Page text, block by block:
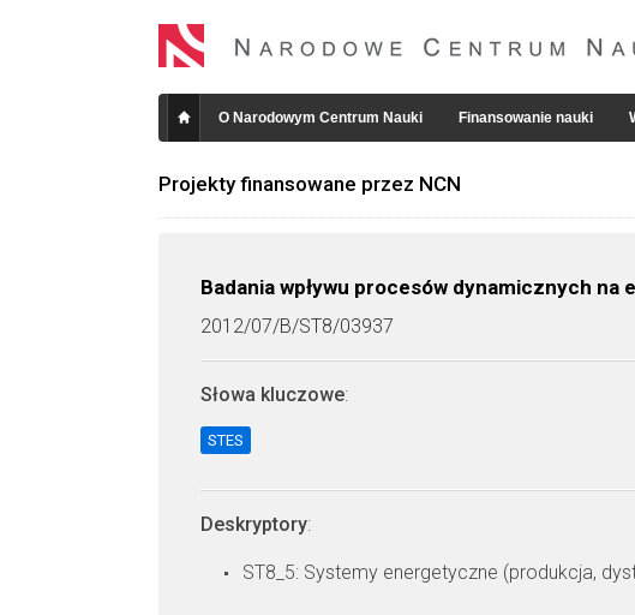
O Narodowym Centrum Nauki Finansowanie nauki
Projekty finansowane przez NCN
Badania wpływu procesów dynamicznych
2012/07/B/ST8/03937
Słowa kluczowe:
STES
Deskryptory:
ST8_5: Systemy energetyczne (produkcja,